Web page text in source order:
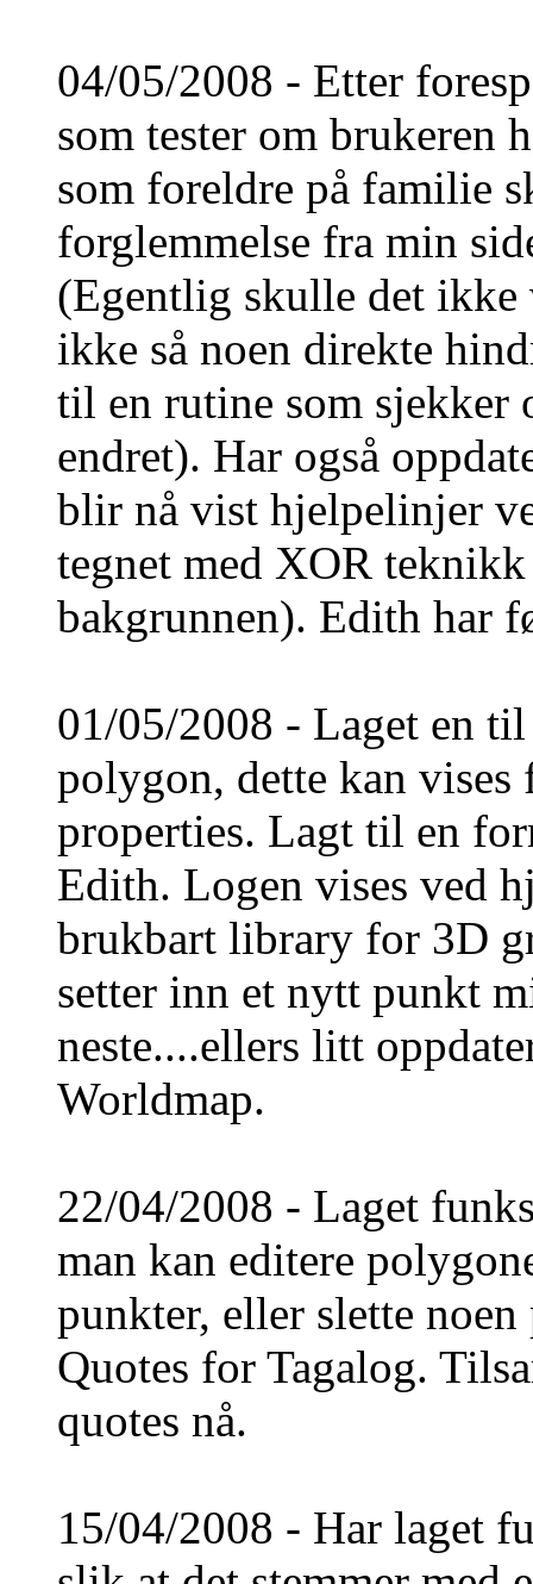
04/05/2008 - Etter
som tester om brukeren
som foreldre på familie
forglemmelse fra min
(Egentlig skulle det
ikke så noen direkte
til en rutine som sjekker
endret). Har også
blir nå vist hjelpelinjer
tegnet med XOR
bakgrunnen). Edith har
01/05/2008 - Laget en
polygon, dette kan
properties. Lagt til en
Edith. Logen vises ved
brukbart library for 3D
setter inn et nytt punkt
neste....ellers litt
Worldmap.
22/04/2008 - Laget
man kan editere
punkter, eller slette
Quotes for Tagalog.
quotes nå.
15/04/2008 - Har laget